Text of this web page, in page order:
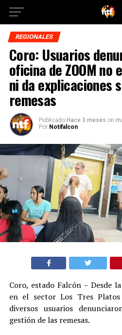
REGIONALES
Coro: Usuarios
oficina de ZOOM
ni da explicaciones
remesas
Publicado Hace 3 meses on
Por Notifalcon
Coro, estado Falcón – Desde
en el sector Los Tres
diversos usuarios
gestión de las remesas.